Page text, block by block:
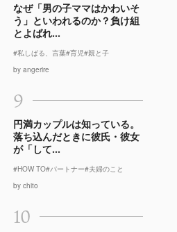
なぜ「男の子ママはかわいそ
う」といわれるのか？負け組
とよばれ...
#私しばる、言葉#育児#親と子
by angerire
9
円満カップルは知っている。
落ち込んだときに彼氏・彼女
が「して...
#HOW TO#パートナー#夫婦のこと
by chito
10